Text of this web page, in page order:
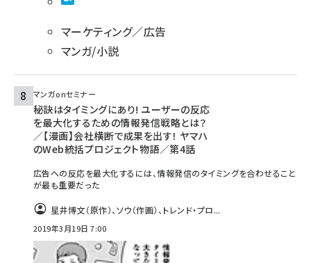
マーケティング／広告
マンガ/小説
マンガonセミナー
秘訣はタイミングにあり! ユーザーの反応
を最大化するための情報発信戦略とは？
／【漫画】会社横断で成果を出す！ ヤマハ
のWeb統括プロジェクト物語／第4話
広告への反応を最大化するには、情報発信のタイミングを合わせること
が最も重要だった
星井博文（原作）、ソウ（作画）、トレンド・プロ...
2019年3月19日 7:00